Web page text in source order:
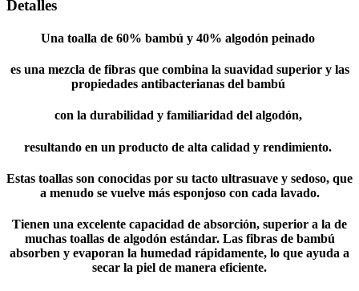
Detalles
Una toalla de 60% bambú y 40% algodón peinado
es una mezcla de fibras que combina la suavidad superior y las
propiedades antibacterianas del bambú
con la durabilidad y familiaridad del algodón,
resultando en un producto de alta calidad y rendimiento.
Estas toallas son conocidas por su tacto ultrasuave y sedoso, que
a menudo se vuelve más esponjoso con cada lavado.
Tienen una excelente capacidad de absorción, superior a la de
muchas toallas de algodón estándar. Las fibras de bambú
absorben y evaporan la humedad rápidamente, lo que ayuda a
secar la piel de manera eficiente.